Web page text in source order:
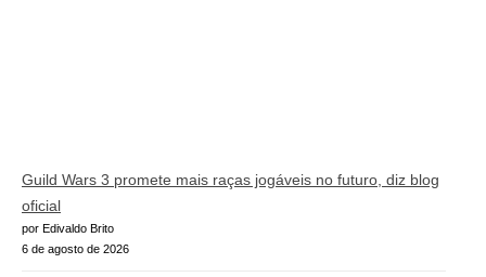
Guild Wars 3 promete mais raças jogáveis no futuro, diz blog
oficial
por Edivaldo Brito
6 de agosto de 2026